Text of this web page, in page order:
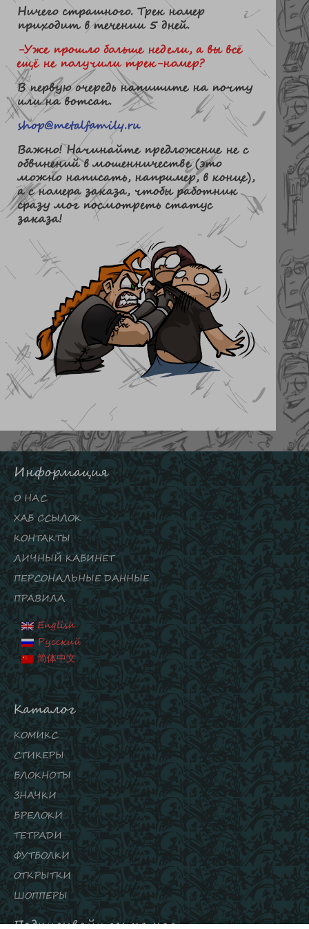
Ничего страшного. Трек номер
приходит в течении 5 дней.
-Уже прошло больше недели, а вы всё
ещё не получили трек-номер?
В первую очередь напишите на почту
или на вотсап.
shop@metalfamily.ru
Важно! Начинайте предложение не с
обвинений в мошенничестве (это
можно написать, например, в конце),
а с номера заказа, чтобы работник
сразу мог посмотреть статус
заказа!
Информация
О НАС
ХАБ ССЫЛОК
КОНТАКТЫ
ЛИЧНЫЙ КАБИНЕТ
ПЕРСОНАЛЬНЫЕ ДАННЫЕ
ПРАВИЛА
English
Русский
简体中文
Каталог
КОМИКС
СТИКЕРЫ
БЛОКНОТЫ
ЗНАЧКИ
БРЕЛОКИ
ТЕТРАДИ
ФУТБОЛКИ
ОТКРЫТКИ
ШОППЕРЫ